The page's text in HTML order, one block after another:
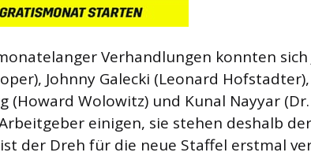
Verhandlungen konnten sich
Johnny Galecki (Leonard
(Howard Wolowitz) und Kunal Nayyar
einigen, sie stehen deshalb
der Dreh für die neue Staffel erstmal